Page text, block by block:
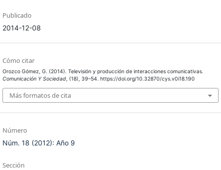
Publicado
2014-12-08
Cómo citar
Orozco Gómez, G. (2014). Televisión y producción de interacciones comunicativas.
Comunicación Y Sociedad, (18), 39–54. https://doi.org/10.32870/cys.v0i18.190
Más formatos de cita
Número
Núm. 18 (2012): Año 9
Sección